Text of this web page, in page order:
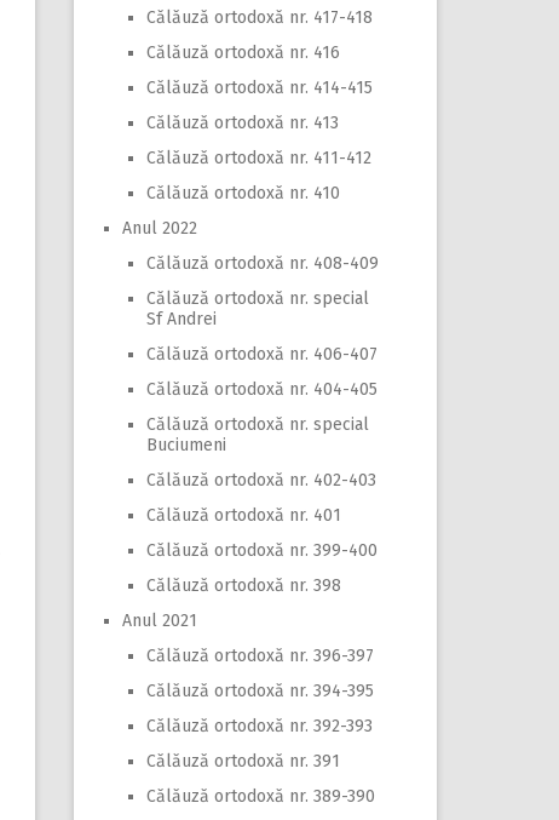
Călăuză ortodoxă nr. 417-418
Călăuză ortodoxă nr. 416
Călăuză ortodoxă nr. 414-415
Călăuză ortodoxă nr. 413
Călăuză ortodoxă nr. 411-412
Călăuză ortodoxă nr. 410
Anul 2022
Călăuză ortodoxă nr. 408-409
Călăuză ortodoxă nr. special
Sf Andrei
Călăuză ortodoxă nr. 406-407
Călăuză ortodoxă nr. 404-405
Călăuză ortodoxă nr. special
Buciumeni
Călăuză ortodoxă nr. 402-403
Călăuză ortodoxă nr. 401
Călăuză ortodoxă nr. 399-400
Călăuză ortodoxă nr. 398
Anul 2021
Călăuză ortodoxă nr. 396-397
Călăuză ortodoxă nr. 394-395
Călăuză ortodoxă nr. 392-393
Călăuză ortodoxă nr. 391
Călăuză ortodoxă nr. 389-390